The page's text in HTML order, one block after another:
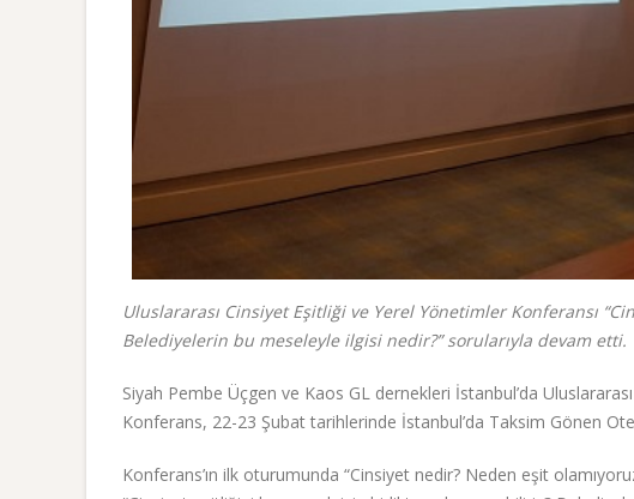
Uluslararası Cinsiyet Eşitliği ve Yerel Yönetimler Konferansı
Belediyelerin bu meseleyle ilgisi nedir?” sorularıyla devam etti.
Siyah Pembe Üçgen ve Kaos GL dernekleri İstanbul’da
Konferans, 22-23 Şubat tarihlerinde İstanbul’da Taksim Gönen
Konferans’ın ilk oturumunda “Cinsiyet nedir? Neden eşit